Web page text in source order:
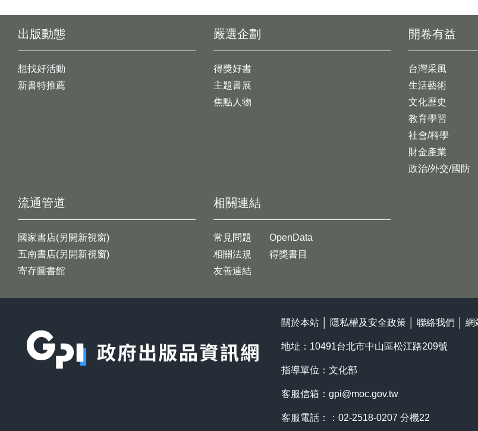
出版動態
想找好活動
新書特推薦
開卷有益
台灣采風
生活藝術
文化歷史
教育學習
社會/科學
財金產業
政治/外交/國防
嚴選企劃
得獎好書
主題書展
焦點人物
流通管道
國家書店(另開新視窗)
五南書店(另開新視窗)
寄存圖書館
相關連結
常見問題
相關法規
友善連結
OpenData
得獎書目
關於本站 隱私權及安全政策 聯絡我們 網
地址：10491台北市中山區松江路209號
指導單位：文化部
客服信箱： gpi@moc.gov.tw
客服電話：：02-2518-0207 分機22